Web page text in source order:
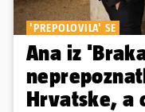
'PREPOLOVILA' SE
Ana iz
Hrvatske, a